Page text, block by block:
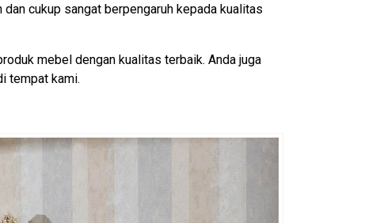
cukup sangat berpengaruh kepada kualitas
mebel dengan kualitas terbaik. Anda juga
tempat kami.